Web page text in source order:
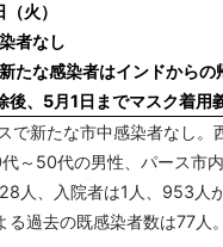
火）
者なし
たな感染者はインドからの
、5月1日までマスク着用
で新たな市中感染者なし
～50代の男性、パース市
人、入院者は1人、953人
過去の既感染者数は77人